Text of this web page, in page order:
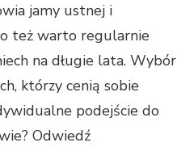
jamy ustnej i
też warto regularnie
na długie lata. Wybór
którzy cenią sobie
podejście do
Odwiedź